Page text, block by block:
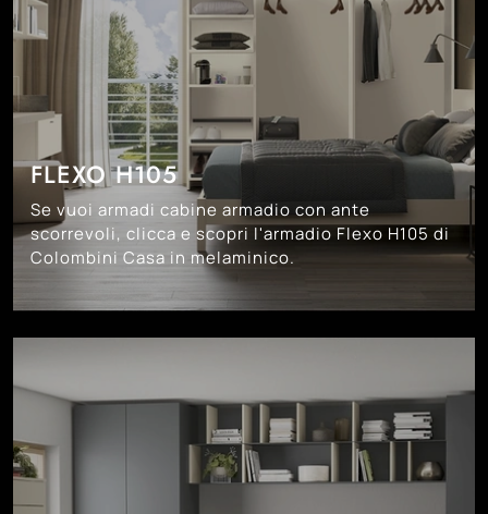
FLEXO H105
Se vuoi armadi cabine armadio con ante
scorrevoli, clicca e scopri l'armadio Flexo H105 di
Colombini Casa in melaminico.